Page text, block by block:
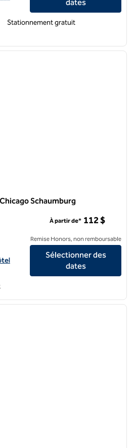
dates
Stationnement gratuit
Schaumburg
DoubleTree by Hilton Chicago
À partir de* 112 $
Remise Honors, non remboursable
Sélectionner des
dates